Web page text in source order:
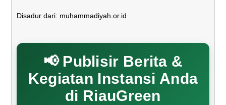
Disadur dari: muhammadiyah.or.id
📢 Publisir Berita &
Kegiatan Instansi Anda
di RiauGreen